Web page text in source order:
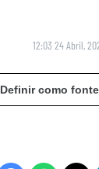
12:03 24 Abril,
Definir como